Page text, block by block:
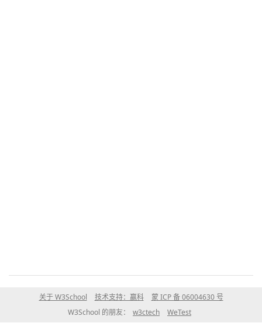
关于 W3School 技术支持：赢科
蒙 ICP 备 06004630 号
W3School 的朋友：
w3ctech WeTest